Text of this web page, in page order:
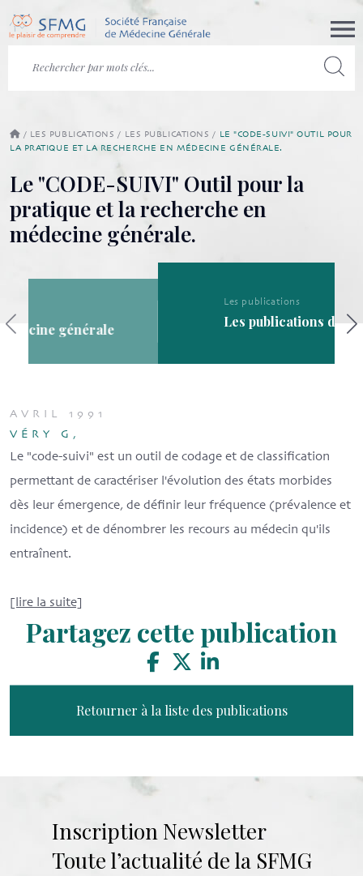
/ LES PUBLICATIONS / LES PUBLICATIONS / LE "CODE-SUIVI" OUTIL POUR
LA PRATIQUE ET LA RECHERCHE EN MÉDECINE GÉNÉRALE.
Le "CODE-SUIVI" Outil pour la
pratique et la recherche en
médecine générale.
Les publications
Les publications de la SFMG
AVRIL 1991
VÉRY G,
Le "code-suivi" est un outil de codage et de classification
permettant de caractériser l'évolution des états morbides
dès leur émergence, de définir leur fréquence (prévalence et
incidence) et de dénombrer les recours au médecin qu'ils
entraînent.
[lire la suite]
Partagez cette publication
Retourner à la liste des publications
Inscription Newsletter
Toute l’actualité de la SFMG